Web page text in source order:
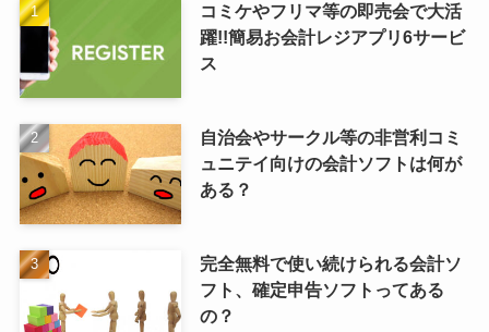
コミケやフリマ等の即売会で大活
躍!!簡易お会計レジアプリ6サービ
ス
自治会やサークル等の非営利コミ
ュニテイ向けの会計ソフトは何が
ある？
完全無料で使い続けられる会計ソ
フト、確定申告ソフトってある
の？